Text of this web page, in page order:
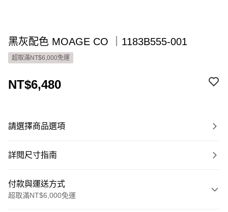
黑灰配色 MOAGE CO ｜1183B555-001
超取滿NT$6,000免運
NT$6,480
請選擇商品選項
詳閱尺寸指南
付款與運送方式
超取滿NT$6,000免運